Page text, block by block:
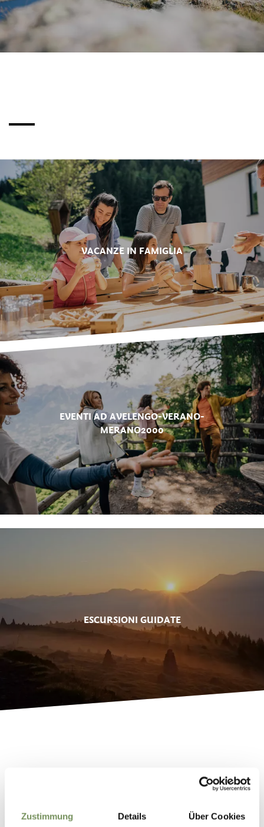
Zustimmung Details Über Cookies
VACANZE IN FAMIGLIA
EVENTI AD AVELENGO-VERANO-
MERANO2000
ESCURSIONI GUIDATE